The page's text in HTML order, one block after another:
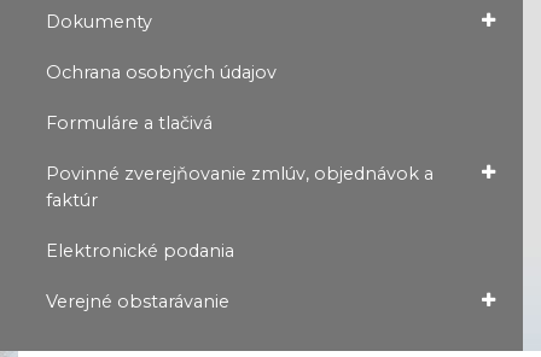
Dokumenty
Ochrana osobných údajov
Formuláre a tlačivá
Povinné zverejňovanie zmlúv, objednávok a
faktúr
Elektronické podania
Verejné obstarávanie